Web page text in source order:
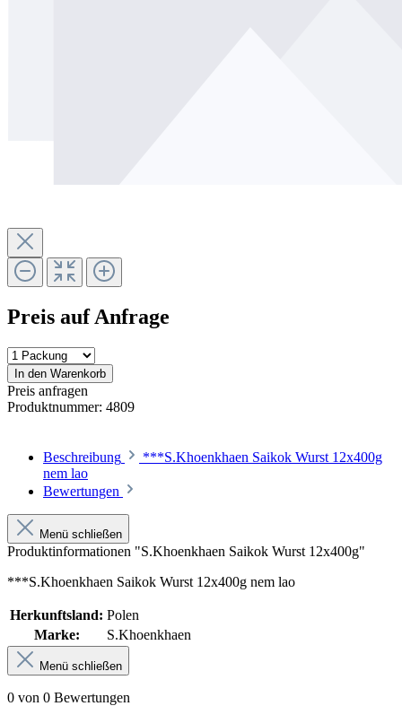
Preis auf Anfrage
In den Warenkorb
Preis anfragen
Produktnummer: 4809
Beschreibung
***S.Khoenkhaen Saikok Wurst 12x400g
nem lao
Bewertungen
Menü schließen
Produktinformationen "S.Khoenkhaen Saikok Wurst 12x400g"
***S.Khoenkhaen Saikok Wurst 12x400g nem lao
Herkunftsland: Polen
Marke:
S.Khoenkhaen
Menü schließen
0 von 0 Bewertungen